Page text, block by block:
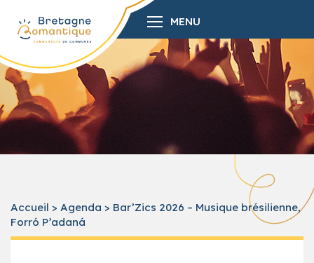
MENU
Accueil > Agenda > Bar’Zics 2026 – Musique brésilienne,
Forró P’adaná